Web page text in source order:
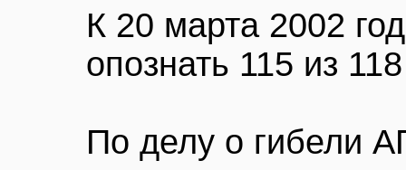
К 20 марта 2002
опознать 115 из
По делу о гибели